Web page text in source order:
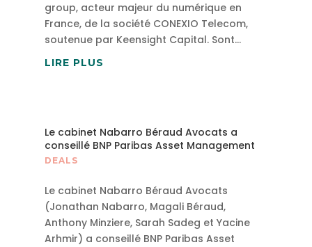
group, acteur majeur du numérique en
France, de la société CONEXIO Telecom,
soutenue par Keensight Capital. Sont...
LIRE PLUS
Le cabinet Nabarro Béraud Avocats a
conseillé BNP Paribas Asset Management
DEALS
Le cabinet Nabarro Béraud Avocats
(Jonathan Nabarro, Magali Béraud,
Anthony Minziere, Sarah Sadeg et Yacine
Arhmir) a conseillé BNP Paribas Asset